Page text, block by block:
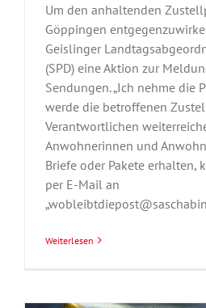
Um den anhaltenden
Göppingen
Geislinger
(SPD) eine Aktion zur
Sendungen. „Ich nehme die
werde die betroffenen
Verantwortlichen
Anwohnerinnen und
Briefe oder Pakete erhalten,
per E-Mail an
Weiterlesen